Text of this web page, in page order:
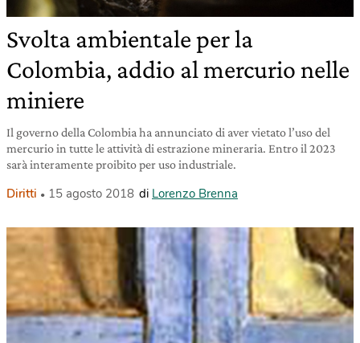
Svolta ambientale per la
Colombia, addio al mercurio nelle
miniere
Il governo della Colombia ha annunciato di aver vietato l’uso del
mercurio in tutte le attività di estrazione mineraria. Entro il 2023
sarà interamente proibito per uso industriale.
Diritti 15 agosto 2018 di Lorenzo Brenna